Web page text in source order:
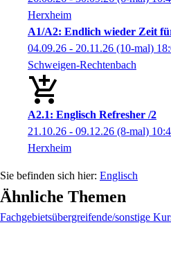
Herxheim
A1/A2: Endlich wieder Zeit
04.09.26 - 20.11.26 (10-mal)
Schweigen-Rechtenbach
A2.1: Englisch Refresher /2
21.10.26 - 09.12.26 (8-mal)
Herxheim
Englisch
Ähnliche Themen
Fachgebietsübergreifende/sonstige